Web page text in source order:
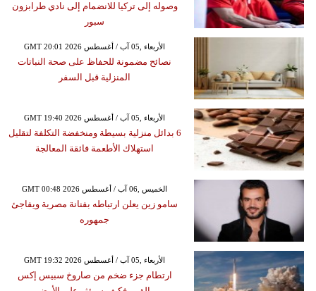
وصوله إلى تركيا للانضمام إلى نادي طرابزون
سبور
GMT 20:01 2026 الأربعاء ,05 آب / أغسطس
نصائح مضمونة للحفاظ على صحة النباتات
المنزلية قبل السفر
GMT 19:40 2026 الأربعاء ,05 آب / أغسطس
6 بدائل منزلية بسيطة ومنخفضة التكلفة لتقليل
استهلاك الأطعمة فائقة المعالجة
GMT 00:48 2026 الخميس ,06 آب / أغسطس
سامو زين يعلن ارتباطه بفنانة مصرية ويفاجئ
جمهوره
GMT 19:32 2026 الأربعاء ,05 آب / أغسطس
ارتطام جزء ضخم من صاروخ سبيس إكس